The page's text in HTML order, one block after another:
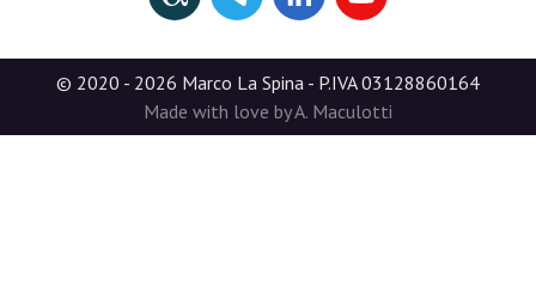
© 2020 - 2026 Marco La Spina - P.IVA 03128860164
Made with love by A. Maculotti